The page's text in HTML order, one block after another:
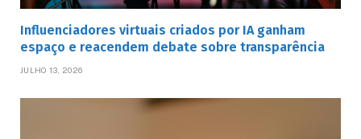
Influenciadores virtuais criados por IA ganham
espaço e reacendem debate sobre transparência
JULHO 13, 2026